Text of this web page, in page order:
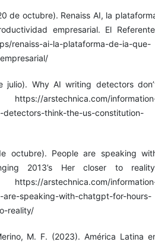
de octubre). Renaiss AI, la
empresarial. El
renaiss-ai-la-plataforma-de-ia-que-
julio). Why AI writing detectors
arstechnica.com/
think-the-us-constitution-
octubre). People are speaking
2013’s Her closer to
are-speaking-with-chatgpt-for-hours-
reality/
M. F. (2023). América Latina